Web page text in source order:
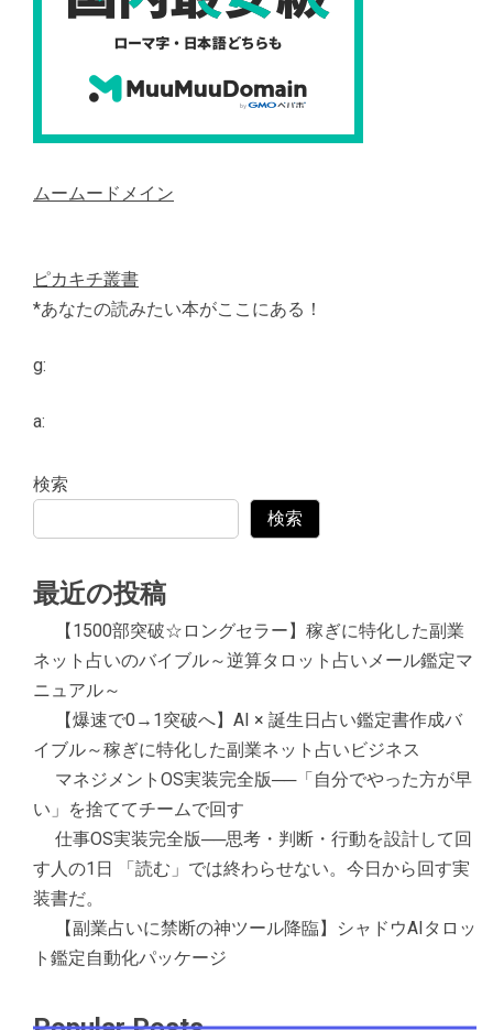
ムームードメイン
ピカキチ叢書
*あなたの読みたい本がここにある！
g:
a:
検索
検索
最近の投稿
【1500部突破☆ロングセラー】稼ぎに特化した副業
ネット占いのバイブル～逆算タロット占いメール鑑定マ
ニュアル～
【爆速で0→1突破へ】AI × 誕生日占い鑑定書作成バ
イブル～稼ぎに特化した副業ネット占いビジネス
マネジメントOS実装完全版──「自分でやった方が早
い」を捨ててチームで回す
仕事OS実装完全版──思考・判断・行動を設計して回
す人の1日 「読む」では終わらせない。今日から回す実
装書だ。
【副業占いに禁断の神ツール降臨】シャドウAIタロッ
ト鑑定自動化パッケージ